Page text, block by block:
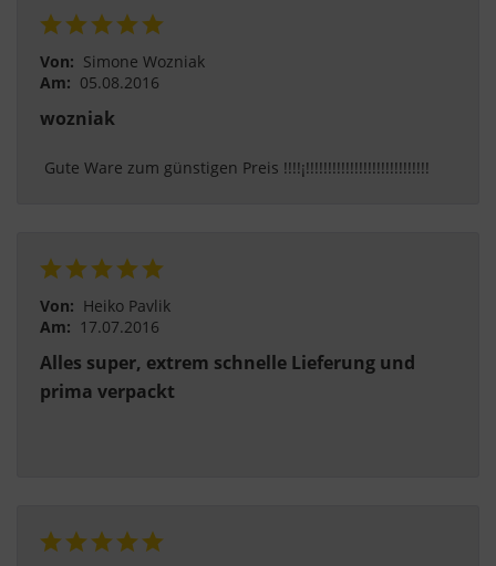
Von: Simone Wozniak
Am: 05.08.2016
wozniak
Gute Ware zum günstigen Preis !!!!¡!!!!!!!!!!!!!!!!!!!!!!!!!!!!
Von: Heiko Pavlik
Am: 17.07.2016
Alles super, extrem schnelle Lieferung und
prima verpackt